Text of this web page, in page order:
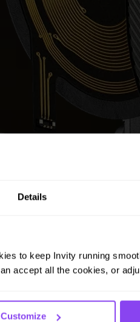
Details
to keep Invity running
accept all the cookies, or
Customize